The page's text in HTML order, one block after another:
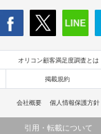
オリコン顧客満足度調査とは
掲載規約
会社概要 個人情報保護方針
引用・転載について